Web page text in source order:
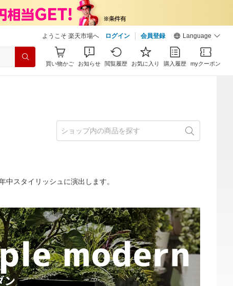
ようこそ 楽天市場へ ログイン 会員登録 Language
買い物かご お知らせ 閲覧履歴 お気に入り 購入履歴 myクーポン
スタイリッシュに演出します。